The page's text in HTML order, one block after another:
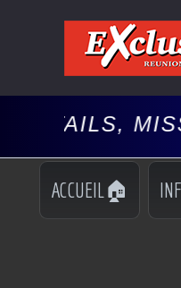
ACCUEIL🏠